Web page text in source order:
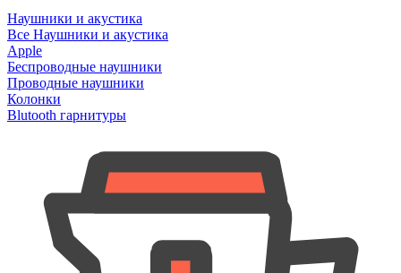
Наушники и акустика
Все Наушники и акустика
Apple
Беспроводные наушники
Проводные наушники
Колонки
Blutooth гарнитуры